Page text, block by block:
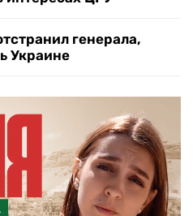
генерала,
Украине